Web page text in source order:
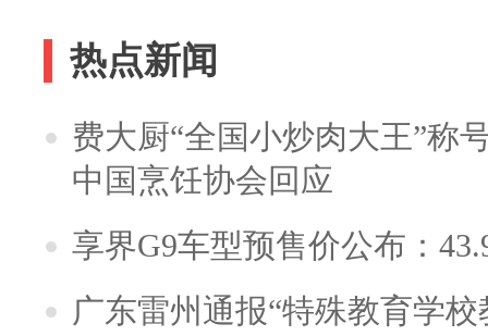
热点新闻
费大厨“全国小炒肉大王”称
中国烹饪协会回应
享界G9车型预售价公布：
广东雷州通报“特殊教育学